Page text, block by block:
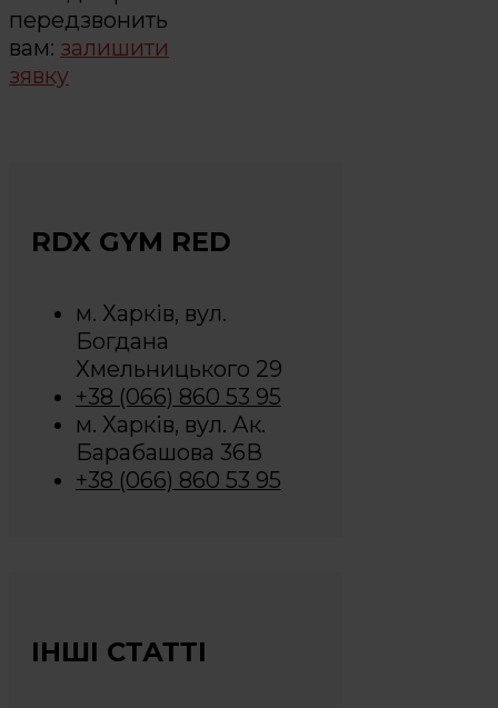
передзвонить
вам: залишити
зявку
RDX GYM RED
м. Харків, вул.
Богдана
Хмельницького 29
+38 (066) 860 53 95
м. Харків, вул. Ак.
Барабашова 36В
+38 (066) 860 53 95
ІНШІ СТАТТІ